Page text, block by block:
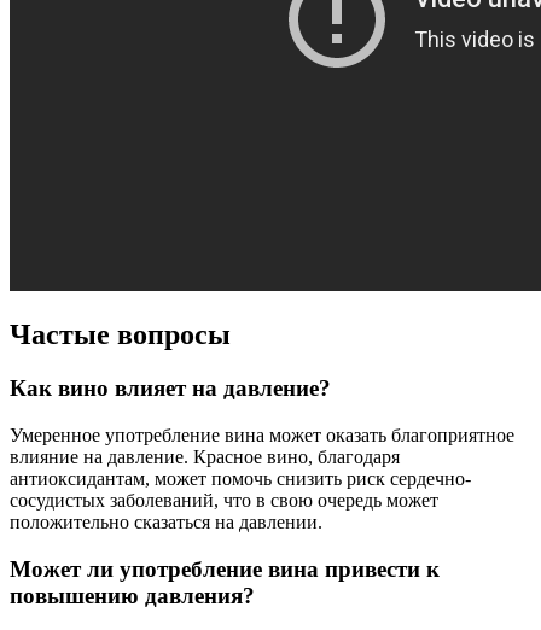
Частые вопросы
Как вино влияет на давление?
Умеренное употребление вина может оказать благоприятное
влияние на давление. Красное вино, благодаря
антиоксидантам, может помочь снизить риск сердечно-
сосудистых заболеваний, что в свою очередь может
положительно сказаться на давлении.
Может ли употребление вина привести к
повышению давления?